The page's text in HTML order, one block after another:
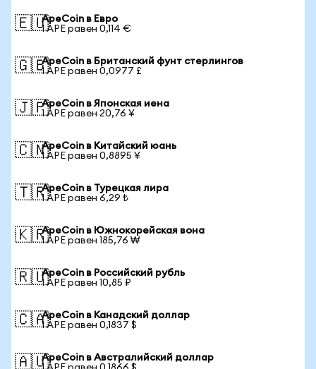
🇪🇺ApeCoin в Евро
1 APE равен 0,114 €
🇬🇧ApeCoin в Британский фунт стерлингов
1 APE равен 0,0977 £
🇯🇵ApeCoin в Японская иена
1 APE равен 20,76 ¥
🇨🇳ApeCoin в Китайский юань
1 APE равен 0,8895 ¥
🇹🇷ApeCoin в Турецкая лира
1 APE равен 6,29 ₺
🇰🇷ApeCoin в Южнокорейская вона
1 APE равен 185,76 ₩
🇷🇺ApeCoin в Российский рубль
1 APE равен 10,85 ₽
🇨🇦ApeCoin в Канадский доллар
1 APE равен 0,1837 $
🇦🇺ApeCoin в Австралийский доллар